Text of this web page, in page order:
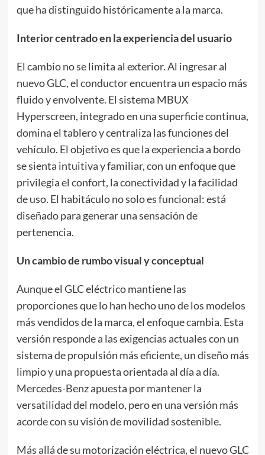
que ha distinguido históricamente a la marca.
Interior centrado en la experiencia del usuario
El cambio no se limita al exterior. Al ingresar al
nuevo GLC, el conductor encuentra un espacio más
fluido y envolvente. El sistema MBUX
Hyperscreen, integrado en una superficie continua,
domina el tablero y centraliza las funciones del
vehículo. El objetivo es que la experiencia a bordo
se sienta intuitiva y familiar, con un enfoque que
privilegia el confort, la conectividad y la facilidad
de uso. El habitáculo no solo es funcional: está
diseñado para generar una sensación de
pertenencia.
Un cambio de rumbo visual y conceptual
Aunque el GLC eléctrico mantiene las
proporciones que lo han hecho uno de los modelos
más vendidos de la marca, el enfoque cambia. Esta
versión responde a las exigencias actuales con un
sistema de propulsión más eficiente, un diseño más
limpio y una propuesta orientada al día a día.
Mercedes-Benz apuesta por mantener la
versatilidad del modelo, pero en una versión más
acorde con su visión de movilidad sostenible.
Más allá de su motorización eléctrica, el nuevo GLC